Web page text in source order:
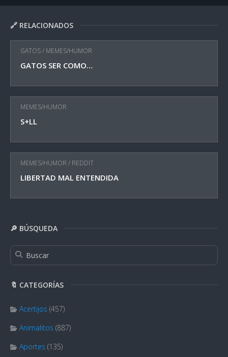
🔗 RELACIONADOS
GATOS/ MEMES/HUMOR
GATOS SER COMO…
MEMES/HUMOR
S+LL
MEMES/HUMOR / REDDIT
LIBERTAD MAL ENTENDIDA
🔎 BÚSQUEDA
🔖 CATEGORÍAS
Acertijos (457)
Animalitos (887)
Aportes (135)